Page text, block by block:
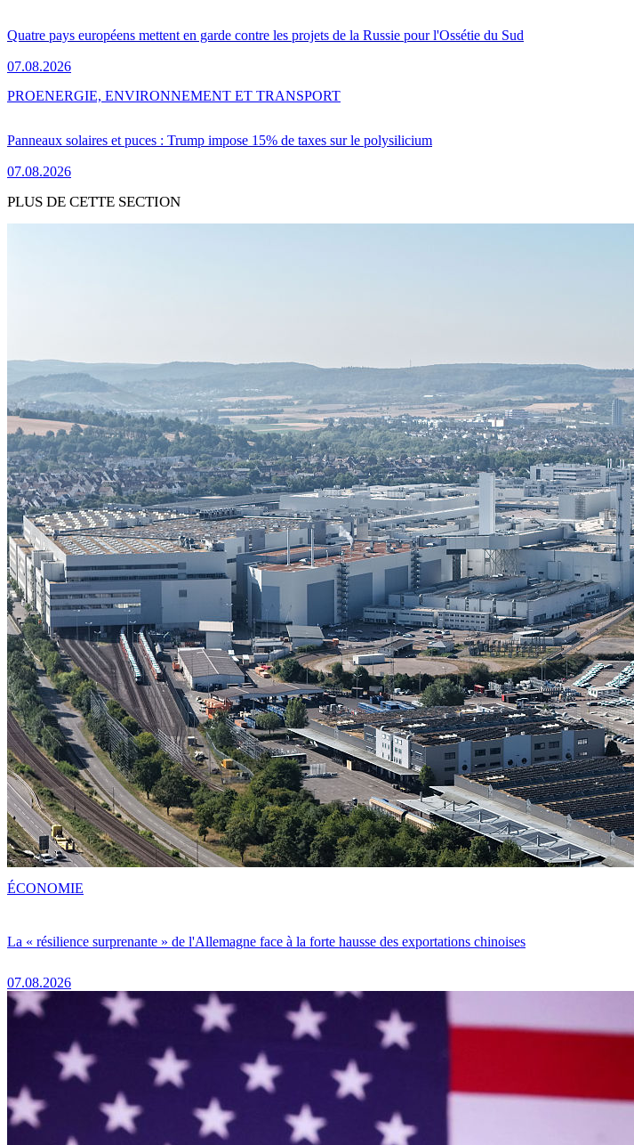
Quatre pays européens mettent en garde contre les projets de la Russie pour l'Ossétie du Sud
07.08.2026
Panneaux solaires et puces : Trump impose 15% de taxes sur le polysilicium
07.08.2026
PROENERGIE, ENVIRONNEMENT ET TRANSPORT
PLUS DE CETTE SECTION
La « résilience surprenante » de l'Allemagne face à la forte hausse des exportations chinoises
07.08.2026
ÉCONOMIE